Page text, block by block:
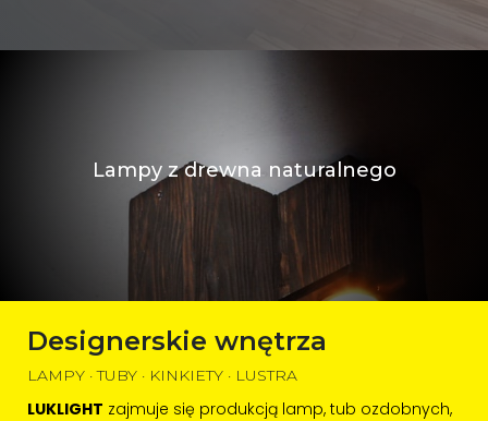
Nowoczesne lustra drewniane
Designerskie wnętrza
LAMPY · TUBY · KINKIETY · LUSTRA
LUKLIGHT zajmuje się produkcją lamp, tub ozdobnych,